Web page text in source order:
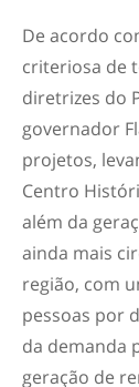
De acordo
criteriosa de
diretrizes do
governador
projetos,
Centro
além da
ainda mais
região, com
pessoas por
da demanda
geração de